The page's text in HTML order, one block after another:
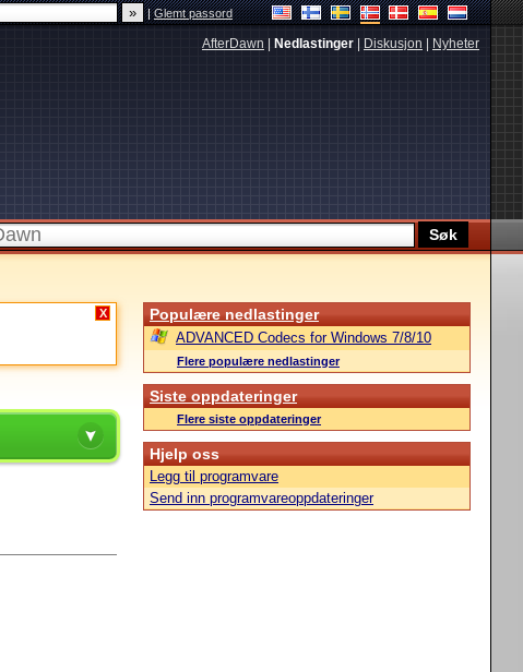
|Glemt passord
AfterDawn Nedlastinger Diskusjon Nyheter
X Populære nedlastinger
ADVANCED Codecs for Windows 7/8/10
Flere populære nedlastinger
Siste oppdateringer
Flere siste oppdateringer
Hjelp oss
Legg til programvare
Send inn programvareoppdateringer